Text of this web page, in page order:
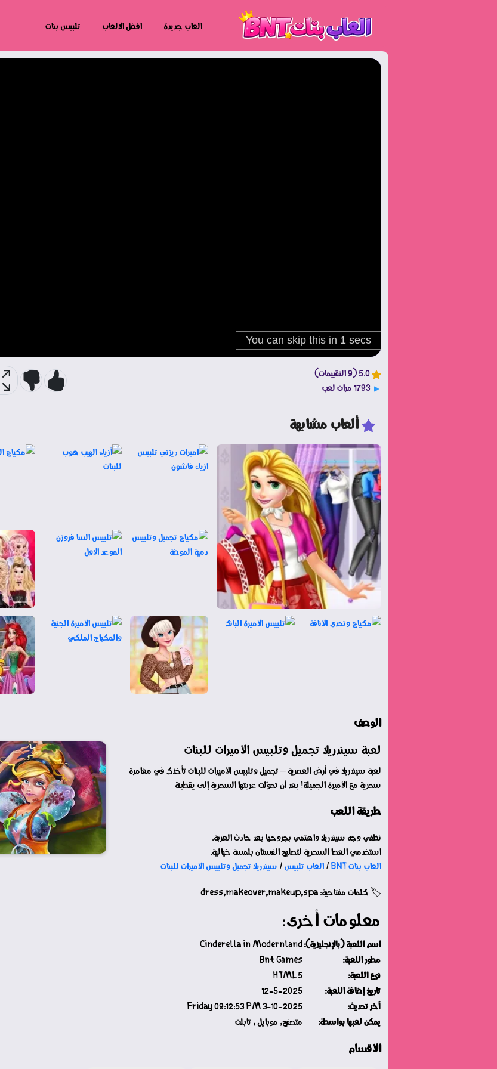
العاب جديدة افضل الالعاب تلبيس بنات
ألعاب مشابهة
الوصف
لعبة سيندريلا تجميل وتلبيس الأميرات للبنات
لعبة سيندريلا في أرض العصرية – تجميل وتلبيس الأميرات للبنات تأخذكِ في مغامرة
سحرية مع الأميرة الجميلة! بعد أن تحوّلت عربتها السحرية إلى يقطينة
طريقة اللعب
نظفي وجه سيندريلا واهتمي بجروحها بعد حادث العربة.
استخدمي العصا السحرية لتصليح الفستان بلمسة خيالية.
العاب بنات BNT
/العاب تلبيس/سيندريلا تجميل وتلبيس الأميرات للبنات
🏷️ كلمات مفتاحية: dress,makeover,makeup,spa
معلومات أخرى:
اسم اللعبة (بالإنجليزية):Cinderella in Modernland
مطور اللعبة:
Bnt Games
نوع اللعبة:
HTML5
تاريخ إضافة اللعبة:
12-5-2025
آخر تحديث:
3-10-2025 Friday 09:12:53 PM
يمكن لعبها بواسطة:
متصفح, موبايل , تابلت
الأقسام